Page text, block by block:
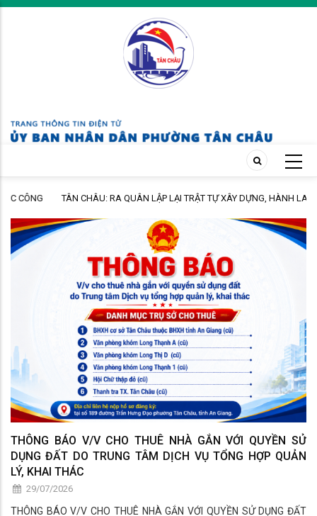
Skip
TÂN CHÂU: RA QUÂN LẬP LẠI TRẬT TỰ XÂY DỰNG, HÀNH LANG AN
TOÀN ĐƯỜNG BỘ VÀ TRẬT TỰ ĐÔ THỊ TRÊN ĐỊA BÀN PHƯỜNG
THÔNG BÁO V/V CHO THUÊ NHÀ GẮN VỚI QUYỀN SỬ
DỤNG ĐẤT DO TRUNG TÂM DỊCH VỤ TỔNG HỢP QUẢN
LÝ, KHAI THÁC
29/07/2026
THÔNG BÁO V/V CHO THUÊ NHÀ GẮN VỚI QUYỀN SỬ DỤNG ĐẤT